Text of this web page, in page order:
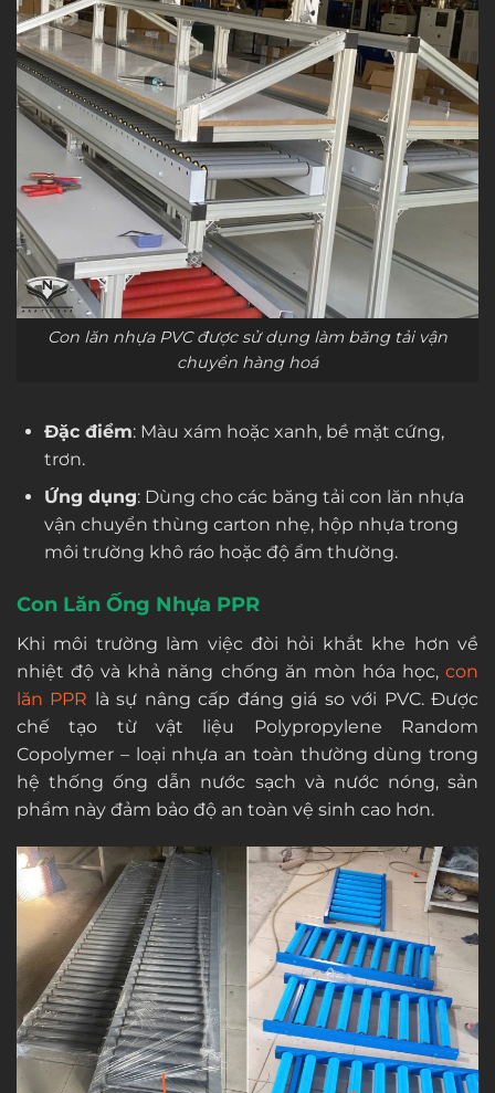
Con lăn nhựa PVC được sử dụng làm băng tải vận
chuyển hàng hoá
Đặc điểm: Màu xám hoặc xanh, bề mặt cứng,
trơn.
Ứng dụng: Dùng cho các băng tải con lăn nhựa
vận chuyển thùng carton nhẹ, hộp nhựa trong
môi trường khô ráo hoặc độ ẩm thường.
Con Lăn Ống Nhựa PPR
Khi môi trường làm việc đòi hỏi khắt khe hơn về
nhiệt độ và khả năng chống ăn mòn hóa học, con
lăn PPR là sự nâng cấp đáng giá so với PVC. Được
chế tạo từ vật liệu Polypropylene Random
Copolymer – loại nhựa an toàn thường dùng trong
hệ thống ống dẫn nước sạch và nước nóng, sản
phẩm này đảm bảo độ an toàn vệ sinh cao hơn.